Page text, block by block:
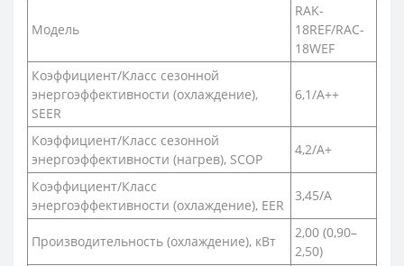
Модель
RAK-
18REF/RAC-
18WEF
Коэффициент/Класс сезонной
энергоэффективности (охлаждение),
SEER
6,1/A++
Коэффициент/Класс сезонной
энергоэффективности (нагрев), SCOP
4,2/A+
Коэффициент/Класс
энергоэффективности (охлаждение), EER
3,45/A
Производительность (охлаждение), кВт
2,00 (0,90–
2,50)